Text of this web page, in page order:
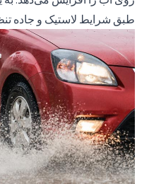
طبق شرایط لاستیک و جاده